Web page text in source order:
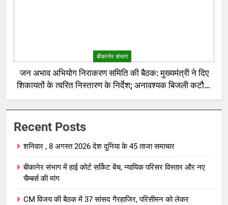
बीकानेर संभाग
जन अभाव अभियोग निराकरण समिति की बैठक: मुख्यमंत्री ने दिए
शिकायतों के त्वरित निस्तारण के निर्देश; अनावश्यक बिजली कटौती
पर सख्त रुख
Recent Posts
शनिवार , 8 अगस्त 2026 देश दुनिया के 45 ताजा समाचार
बीकानेर संभाग में हाई कोर्ट सर्किट बेंच, न्यायिक परिसर विस्तार और नए
चैम्बर्स की मांग
CM विजय की बैठक में 37 सांसद गैरहाजिर, परिसीमन को लेकर